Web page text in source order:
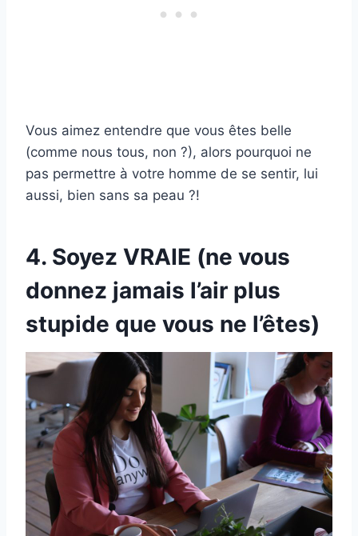
Vous aimez entendre que vous êtes belle
(comme nous tous, non ?), alors pourquoi ne
pas permettre à votre homme de se sentir, lui
aussi, bien sans sa peau ?!
4. Soyez VRAIE (ne vous
donnez jamais l’air plus
stupide que vous ne l’êtes)